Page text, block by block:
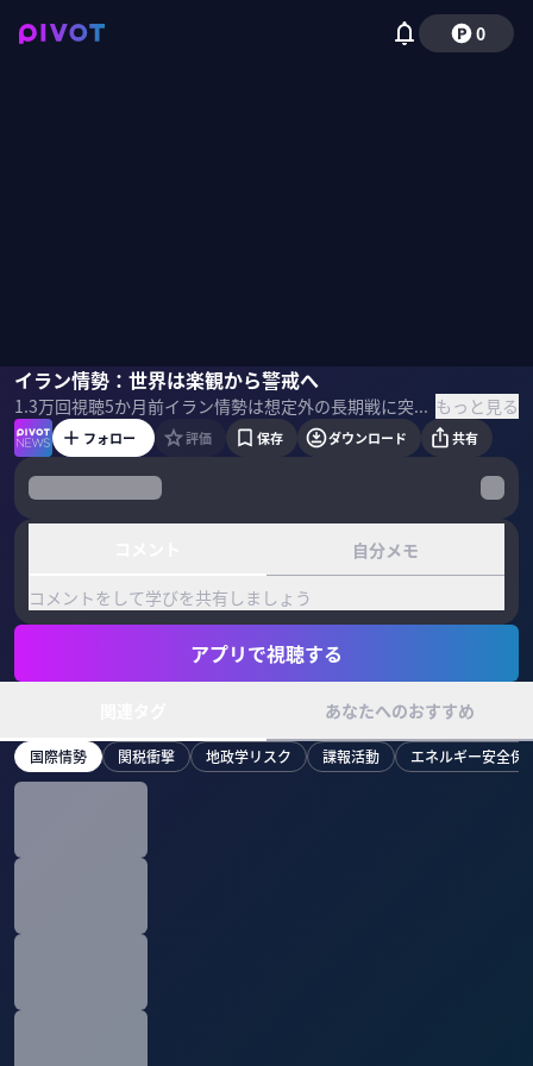
0
イラン情勢：世界は楽観から警戒へ
1.3万回視聴5か月前 イラン情勢は想定外の長期戦に突入するのか？市場からは楽観論が消え、地上軍派遣も否定できない泥沼化の様相に。原油高や供給網寸断が、日本を含む世界経済に与える甚大な影響を分析。出口の見えない「終わらない戦争」の行方と、政治的ジレンマを浮き彫りにする。 ＜ゲスト＞ 今村卓｜丸紅経済研究所 代表 丸紅米国ワシントン事務所長を経て2017年より丸紅経済研究所を率いる。米国政治経済から世界情勢まで幅広く分析、論説を行う。米国での政府渉外活動を通じ独自の米国観を培ってきた。ABAC日本代理委員や経団連の役職も歴任。 ＜目次＞ もっと見る
今村卓小手森千紗
フォロー 評価 保存 ダウンロード 共有
自分メモ
コメントをして学びを共有しましょう
アプリで視聴する
あなたへのおすすめ
国際情勢 関税衝撃 地政学リスク 諜報活動 エネルギー安全保